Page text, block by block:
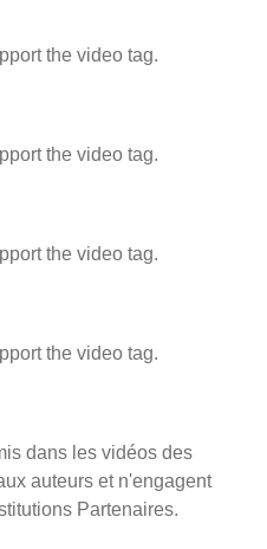
the video tag.
the video tag.
the video tag.
the video tag.
dans les vidéos des
auteurs et n'engagent
Partenaires.